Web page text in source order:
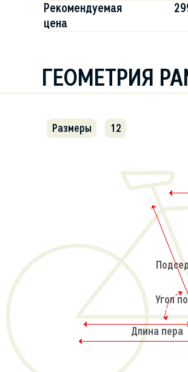
Рекомендуемая
цена
ГЕОМЕТРИЯ
Размеры 12
Длина пера
Угол